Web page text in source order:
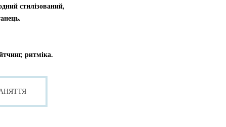
стилізований,
ритміка.